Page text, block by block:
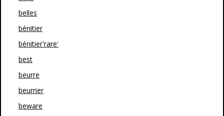
belles
bénitier
bénitier'rare'
best
beurre
beurrier
beware